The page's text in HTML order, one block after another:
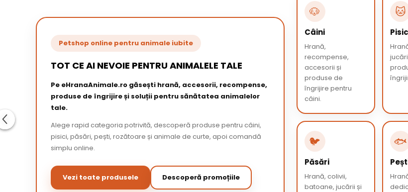
Petshop online pentru animale iubite
TOT CE AI NEVOIE PENTRU ANIMALELE TALE
Pe eHranaAnimale.ro găsești hrană, accesorii, recompense,
produse de îngrijire și soluții pentru sănătatea animalelor
tale.
Alege rapid categoria potrivită, descoperă produse pentru câini,
pisici, păsări, pești, rozătoare și animale de curte, apoi comandă
simplu online.
Vezi toate produsele Descoperă promoțiile
🐶
Câini
Hrană,
recompense,
accesorii și
produse de
îngrijire pentru
câini.
🐱
🐦
Păsări
Hrană, colivii,
batoane, jucării și
🐟